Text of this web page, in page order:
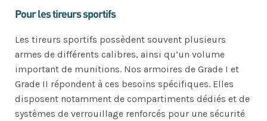
Pour les tireurs sportifs
Les tireurs sportifs possèdent souvent plusieurs
armes de différents calibres, ainsi qu’un volume
important de munitions. Nos armoires de Grade I et
Grade II répondent à ces besoins spécifiques. Elles
disposent notamment de compartiments dédiés et de
systèmes de verrouillage renforcés pour une sécurité